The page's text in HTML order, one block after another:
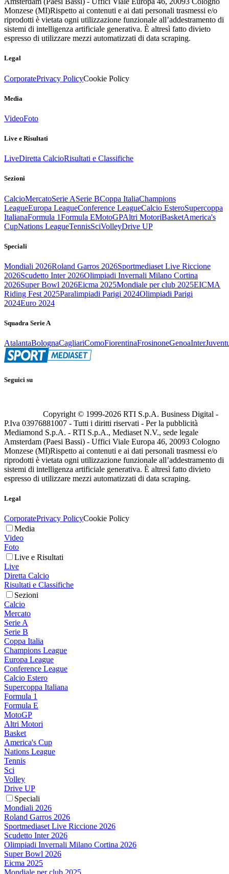
Monzese (MI)Rispetto ai contenuti e ai dati personali trasmessi e/o
riprodotti è vietata ogni utilizzazione funzionale all’addestramento di
sistemi di intelligenza artificiale generativa. È altresì fatto divieto
espresso di utilizzare mezzi automatizzati di data scraping.
Legal
CorporatePrivacy PolicyCookie Policy
Media
VideoFoto
Live e Risultati
LiveDiretta CalcioRisultati e Classifiche
Sezioni
CalcioMercatoSerie ASerie BCoppa ItaliaChampions
LeagueEuropa LeagueConference LeagueCalcio EsteroSupercoppa
ItalianaFormula 1Formula EMotoGPAltri MotoriBasketAmerica's
CupNations LeagueTennisSciVolleyDrive UP
Speciali
Mondiali 2026Roland Garros 2026Sportmediaset Live Riccione
2026Scudetto Inter 2026Olimpiadi Invernali Milano Cortina
2026Super Bowl 2026Eicma 2025Mondiale per club 2025EICMA
Riding Fest 2025Paralimpiadi Parigi 2024Olimpiadi Parigi
2024Euro 2024
Squadra Serie A
AtalantaBolognaCagliariComoFiorentinaFrosinoneGenoaInter
Seguici su
Copyright © 1999-2026 RTI S.p.A. Business Digital -
P.Iva 03976881007 - Tutti i diritti riservati - Per la pubblicità
Mediamond S.p.A. - RTI S.p.A., Mediaset N.V., sede legale
Amsterdam (Paesi Bassi) - Uffici Viale Europa 46, 20093 Cologno
Monzese (MI)Rispetto ai contenuti e ai dati personali trasmessi e/o
riprodotti è vietata ogni utilizzazione funzionale all’addestramento di
sistemi di intelligenza artificiale generativa. È altresì fatto divieto
espresso di utilizzare mezzi automatizzati di data scraping.
Legal
CorporatePrivacy PolicyCookie Policy
Media
Video
Foto
Live e Risultati
Live
Diretta Calcio
Risultati e Classifiche
Sezioni
Calcio
Mercato
Serie A
Serie B
Coppa Italia
Champions League
Europa League
Conference League
Calcio Estero
Supercoppa Italiana
Formula 1
Formula E
MotoGP
Altri Motori
Basket
America's Cup
Nations League
Tennis
Sci
Volley
Drive UP
Speciali
Mondiali 2026
Roland Garros 2026
Sportmediaset Live Riccione 2026
Scudetto Inter 2026
Olimpiadi Invernali Milano Cortina 2026
Super Bowl 2026
Eicma 2025
Mondiale per club 2025